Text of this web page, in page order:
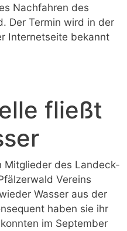
Nachfahren des
Der Termin wird in der
Internetseite bekannt
fließt
Mitglieder des Landeck-
Vereins
Wasser aus der
haben sie ihr
im September